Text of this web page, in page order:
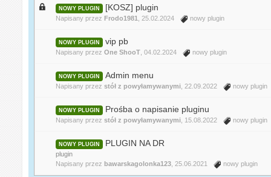
NOWY PLUGIN [KOSZ] plugin
Napisany przez Frodo1981 , 25.02.2024 nowy plugin
NOWY PLUGIN vip pb
Napisany przezOne ShooT , 04.02.2024 nowy plugin
NOWY PLUGIN Admin menu
Napisany przezstół z powyłamywanymi , 22.09.2022 nowy plugin
NOWY PLUGIN Prośba o napisanie pluginu
Napisany przezstół z powyłamywanymi , 15.08.2022 nowy plugin
NOWY PLUGIN PLUGIN NA DR
plugin
Napisany przez bawarskagolonka123 , 25.06.2021 nowy plugin